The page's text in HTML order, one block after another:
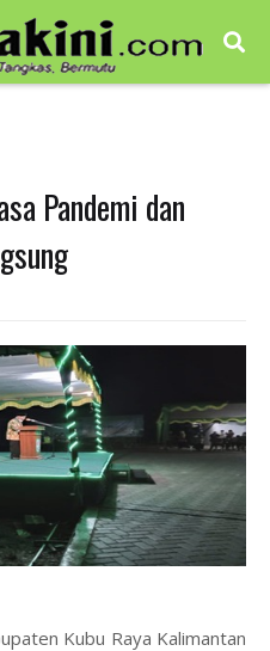
Pandemi dan
Kubu Raya Kalimantan